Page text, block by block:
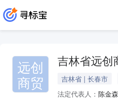
远创
商贸
吉林省远创
吉林省 | 长春市
法定代表人： 陈金森